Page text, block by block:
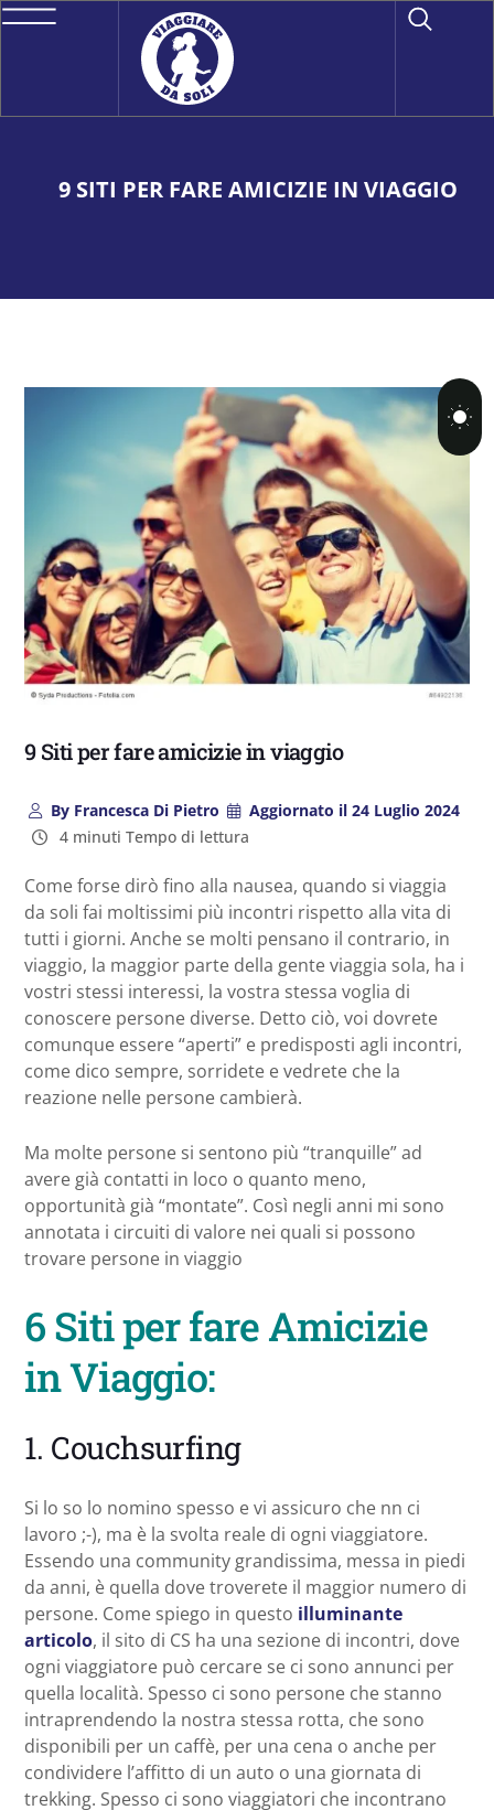
9 SITI PER FARE AMICIZIE IN VIAGGIO
9 Siti per fare amicizie in viaggio
ByFrancesca Di Pietro Aggiornato il 24 Luglio 2024
4 minuti Tempo di lettura
Come forse dirò fino alla nausea, quando si viaggia
da soli fai moltissimi più incontri rispetto alla vita di
tutti i giorni. Anche se molti pensano il contrario, in
viaggio, la maggior parte della gente viaggia sola, ha i
vostri stessi interessi, la vostra stessa voglia di
conoscere persone diverse. Detto ciò, voi dovrete
comunque essere “aperti” e predisposti agli incontri,
come dico sempre, sorridete e vedrete che la
reazione nelle persone cambierà.
Ma molte persone si sentono più “tranquille” ad
avere già contatti in loco o quanto meno,
opportunità già “montate”. Così negli anni mi sono
annotata i circuiti di valore nei quali si possono
trovare persone in viaggio
6 Siti per fare Amicizie
in Viaggio:
1. Couchsurfing
Si lo so lo nomino spesso e vi assicuro che nn ci
lavoro ;-), ma è la svolta reale di ogni viaggiatore.
Essendo una community grandissima, messa in piedi
da anni, è quella dove troverete il maggior numero di
persone. Come spiego in questo illuminante
articolo, il sito di CS ha una sezione di incontri, dove
ogni viaggiatore può cercare se ci sono annunci per
quella località. Spesso ci sono persone che stanno
intraprendendo la nostra stessa rotta, che sono
disponibili per un caffè, per una cena o anche per
condividere l’affitto di un auto o una giornata di
trekking. Spesso ci sono viaggiatori che incontrano